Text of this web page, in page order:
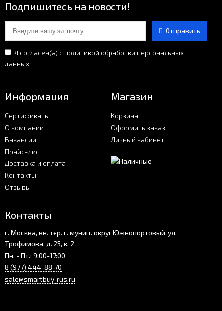
Подпишитесь на новости!
Отправить
Я согласен(a) с политикой обработки персональных
данных
Информация
Сертификаты
О компании
Вакансии
Прайс-лист
Доставка и оплата
Контакты
Отзывы
Магазин
Корзина
Оформить заказ
Личный кабинет
Контакты
г. Москва, вн. тер. г. муниц. округ Южнопортовый, ул.
Трофимова, д. 25, к. 2
Пн. - Пт.: 9:00-17:00
8 (977) 444-88-70
sale@smartbuy-rus.ru